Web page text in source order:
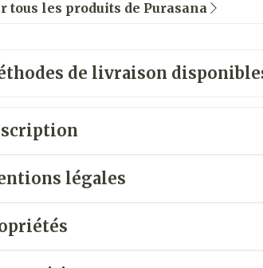
tous les produits de Purasana
de livraison
légales